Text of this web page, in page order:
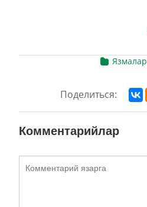
Язмалар
Поделиться:
Комментарийлар